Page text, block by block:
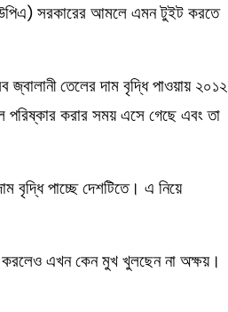
সরকারের আমলে এমন টুইট করতে
তেলের দাম বৃদ্ধি পাওয়ায় ২০১২
করার সময় এসে গেছে এবং তা
বৃদ্ধি পাচ্ছে দেশটিতে। এ নিয়ে
করলেও এখন কেন মুখ খুলছেন না অক্ষয়।